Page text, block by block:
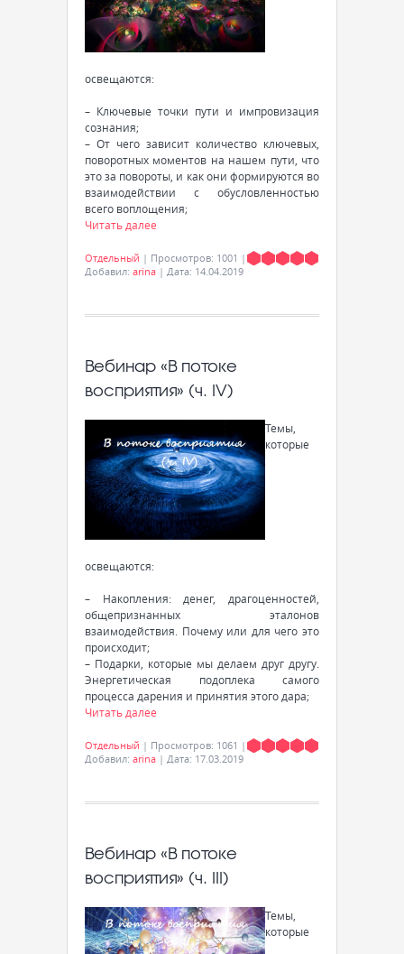
освещаются:
– Ключевые точки пути и импровизация
сознания;
– От чего зависит количество ключевых,
поворотных моментов на нашем пути, что
это за повороты, и как они формируются во
взаимодействии с обусловленностью
всего воплощения;
Читать далее
Отдельный | Просмотров: 1001 |
Добавил: arina | Дата: 14.04.2019
Вебинар «В потоке
восприятия» (ч. IV)
Темы,
которые
освещаются:
– Накопления: денег, драгоценностей,
общепризнанных эталонов
взаимодействия. Почему или для чего это
происходит;
– Подарки, которые мы делаем друг другу.
Энергетическая подоплека самого
процесса дарения и принятия этого дара;
Читать далее
Отдельный | Просмотров: 1061 |
Добавил: arina | Дата: 17.03.2019
Вебинар «В потоке
восприятия» (ч. III)
Темы,
которые